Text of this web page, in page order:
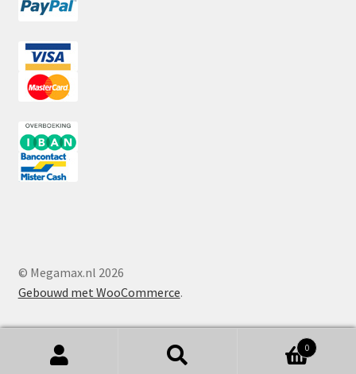
© Megamax.nl 2026
Gebouwd met WooCommerce.
0